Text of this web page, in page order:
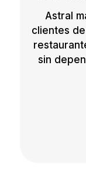
Astral
clientes
sin